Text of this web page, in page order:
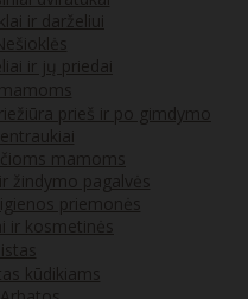
ir darželiui
ir jų priedai
prieš ir po gimdymo
mamoms
žindymo pagalvės
priemonės
ir kosmetinės
kūdikiams